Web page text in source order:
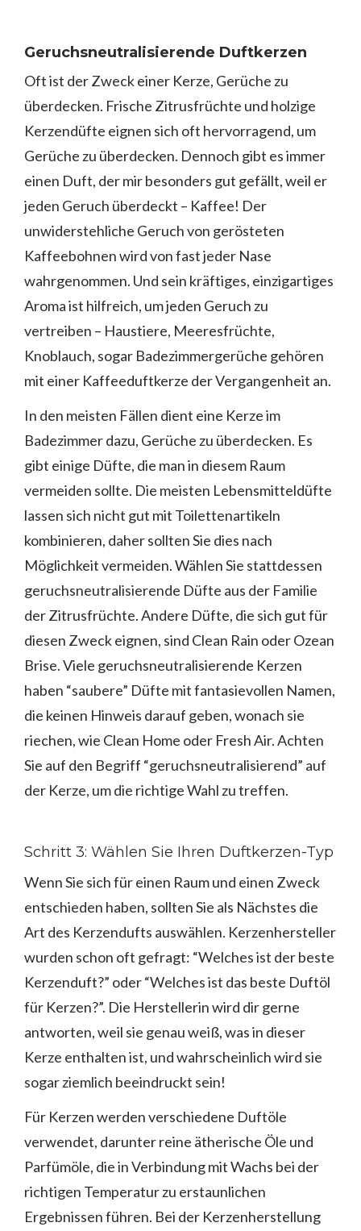
Geruchsneutralisierende Duftkerzen
Oft ist der Zweck einer Kerze, Gerüche zu
überdecken. Frische Zitrusfrüchte und holzige
Kerzendüfte eignen sich oft hervorragend, um
Gerüche zu überdecken. Dennoch gibt es immer
einen Duft, der mir besonders gut gefällt, weil er
jeden Geruch überdeckt – Kaffee! Der
unwiderstehliche Geruch von gerösteten
Kaffeebohnen wird von fast jeder Nase
wahrgenommen. Und sein kräftiges, einzigartiges
Aroma ist hilfreich, um jeden Geruch zu
vertreiben – Haustiere, Meeresfrüchte,
Knoblauch, sogar Badezimmergerüche gehören
mit einer Kaffeeduftkerze der Vergangenheit an.
In den meisten Fällen dient eine Kerze im
Badezimmer dazu, Gerüche zu überdecken. Es
gibt einige Düfte, die man in diesem Raum
vermeiden sollte. Die meisten Lebensmitteldüfte
lassen sich nicht gut mit Toilettenartikeln
kombinieren, daher sollten Sie dies nach
Möglichkeit vermeiden. Wählen Sie stattdessen
geruchsneutralisierende Düfte aus der Familie
der Zitrusfrüchte. Andere Düfte, die sich gut für
diesen Zweck eignen, sind Clean Rain oder Ozean
Brise. Viele geruchsneutralisierende Kerzen
haben “saubere” Düfte mit fantasievollen Namen,
die keinen Hinweis darauf geben, wonach sie
riechen, wie Clean Home oder Fresh Air. Achten
Sie auf den Begriff “geruchsneutralisierend” auf
der Kerze, um die richtige Wahl zu treffen.
Schritt 3: Wählen Sie Ihren Duftkerzen-Typ
Wenn Sie sich für einen Raum und einen Zweck
entschieden haben, sollten Sie als Nächstes die
Art des Kerzendufts auswählen. Kerzenhersteller
wurden schon oft gefragt: “Welches ist der beste
Kerzenduft?” oder “Welches ist das beste Duftöl
für Kerzen?”. Die Herstellerin wird dir gerne
antworten, weil sie genau weiß, was in dieser
Kerze enthalten ist, und wahrscheinlich wird sie
sogar ziemlich beeindruckt sein!
Für Kerzen werden verschiedene Duftöle
verwendet, darunter reine ätherische Öle und
Parfümöle, die in Verbindung mit Wachs bei der
richtigen Temperatur zu erstaunlichen
Ergebnissen führen. Bei der Kerzenherstellung